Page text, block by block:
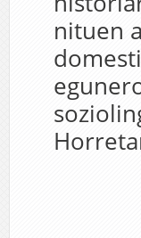
nituen